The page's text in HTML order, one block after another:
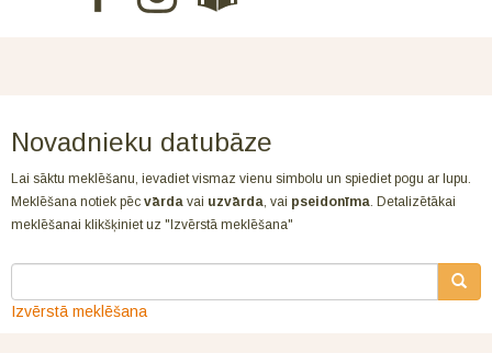
Novadnieku datubāze
Lai sāktu meklēšanu, ievadiet vismaz vienu simbolu un spiediet pogu ar lupu.
Meklēšana notiek pēc vārda vai uzvārda, vai pseidonīma. Detalizētākai
meklēšanai klikšķiniet uz "Izvērstā meklēšana"
Izvērstā meklēšana